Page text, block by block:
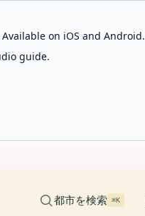
on iOS and Android.
guide.
都市を検索 ⌘K